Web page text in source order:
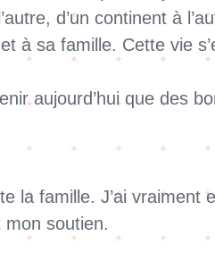
d’un continent à
à sa famille. Cette vie
aujourd’hui que des
la famille. J’ai
soutien.